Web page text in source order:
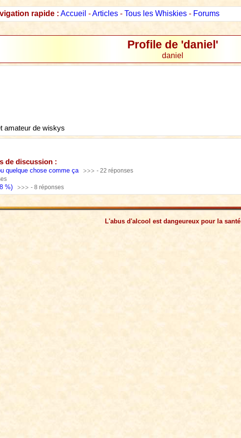
rapide : Accueil -Articles- Tous les Whiskies- Forums
Profile de 'daniel'
daniel
amateur de wiskys
de discussion :
quelque chose comme ça - 22 réponses
%) - 8 réponses
L'abus d'alcool est dangeureux pour la santé